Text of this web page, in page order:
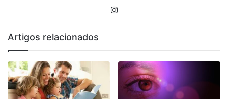
Artigos relacionados